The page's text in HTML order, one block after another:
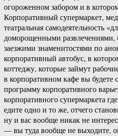
огороженном забором и в
Корпоративный супермаркет,
театральная самодеятельность
доморощенными развлечениями,
заезжими знаменитостями по
корпоративный автобус, в
коттеджу, которые займут
в корпоративном кафе вы
программу корпоративного
корпоративного супермаркета
едите одно и то же, отчего
ну и вас вообще никак не
— вы туда вообще не выходите,